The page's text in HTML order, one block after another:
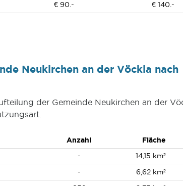
€ 90.- € 140.-
Neukirchen an der Vöckla nach
der Gemeinde Neukirchen an der
Anzahl Fläche
- 14,15 km²
- 6,62 km²